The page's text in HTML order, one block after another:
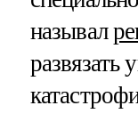
называл
развязать